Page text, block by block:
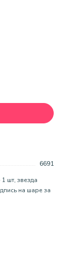
6691
шт, звезда
на шаре за